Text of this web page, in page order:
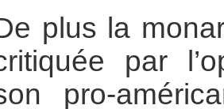
plus la
par
pro-